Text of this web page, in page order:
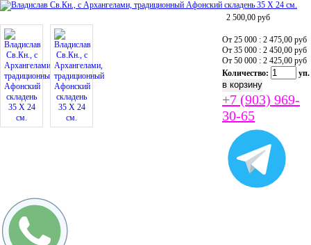
2 500,00 руб
От 25 000 : 2 475,00 руб
От 35 000 : 2 450,00 руб
От 50 000 : 2 425,00 руб
Количество:
уп.
+7 (903) 969-
30-65